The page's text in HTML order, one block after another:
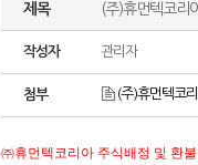
제목 (주)휴먼텍코리
작성자 관리자
첨부 (주)휴먼텍코
㈜휴먼텍코리아 주식배정 및 환